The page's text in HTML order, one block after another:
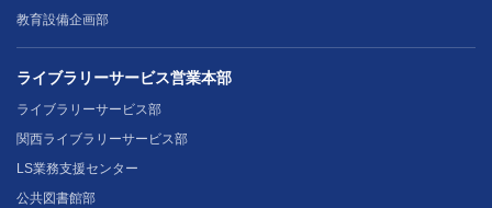
教育設備企画部
ライブラリーサービス営業本部
ライブラリーサービス部
関西ライブラリーサービス部
LS業務支援センター
公共図書館部